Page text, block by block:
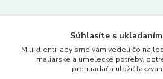
www.merkantil.sk
Súhlasíte s
Milí klienti, aby sme vám vedeli čo
maliarske a umelecké potreby,
prehliadača uložiť